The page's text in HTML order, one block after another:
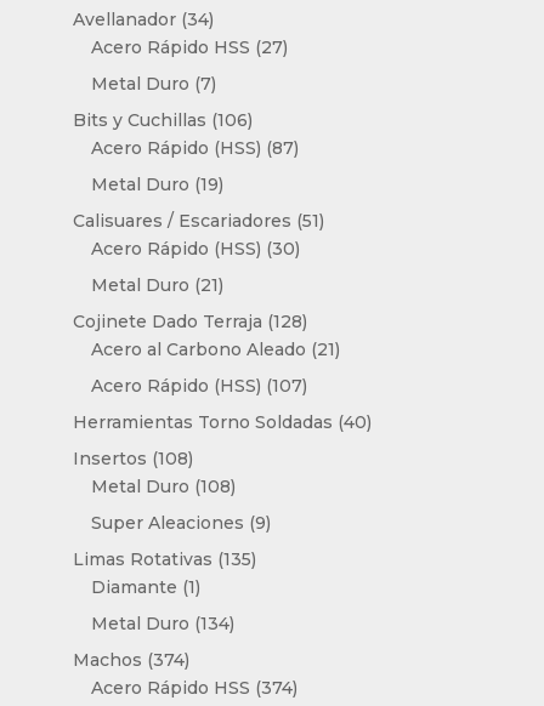
Avellanador 3434
productos
Acero Rápido HSS 2727
Metal Duro 77
productos
Bits y Cuchillas 106106
productos
Acero Rápido (HSS) 8787
Metal Duro 1919
productos
Calisuares / Escariadores 5151
Acero Rápido (HSS) 3030
Metal Duro 2121
productos
Cojinete Dado Terraja 128128
productos
Acero al Carbono Aleado 2121
Acero Rápido (HSS) 107107
productos
Herramientas Torno Soldadas 4040
Insertos 108108
productos
Metal Duro 108108
productos
Super Aleaciones 99
Limas Rotativas 135135
Diamante 11
producto
Metal Duro 134134
Machos 374374
productos
Acero Rápido HSS 374374